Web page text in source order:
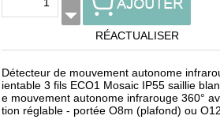
RÉACTUALISER
Détecteur de mouvement autonome
ientable 3 fils ECO1 Mosaic IP55 saillie
e mouvement autonome infrarouge 360°
tion réglable - portée O8m (plafond) ou